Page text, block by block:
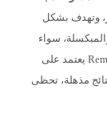
وتهدف بشكل
سواء
كانت ذات جودة تالفة أو منخفضة أو باهتة، لأن برنامج Remini يعتمد على
مذهلة، تحظى